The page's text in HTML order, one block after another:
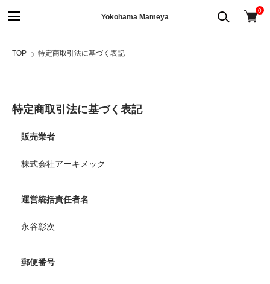
Yokohama Mameya
0
TOP 特定商取引法に基づく表記
特定商取引法に基づく表記
販売業者
株式会社アーキメック
運営統括責任者名
永谷彰次
郵便番号